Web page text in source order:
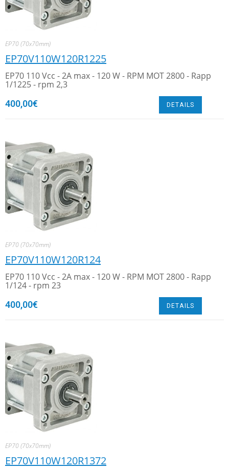
EP70 (70x70mm)
EP70V110W120R1225
EP70 110 Vcc - 2A max - 120 W - RPM MOT 2800 - Rapp
1/1225 - rpm 2,3
400,00€ DETAILS
EP70 (70x70mm)
EP70V110W120R124
EP70 110 Vcc - 2A max - 120 W - RPM MOT 2800 - Rapp
1/124 - rpm 23
400,00€ DETAILS
EP70 (70x70mm)
EP70V110W120R1372